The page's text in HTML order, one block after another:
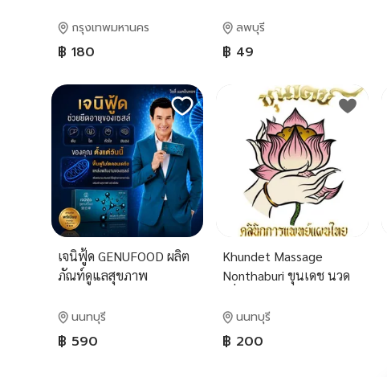
กรุงเทพมหานคร
฿ 180
ลพบุรี
฿ 49
เจนิฟู้ด GENUFOOD ผลิต
ภัณท์ดูแลสุขภาพ
นนทบุรี
฿ 590
Khundet Massage
Nonthaburi ขุนเดช นวด
นวดผ่อนคลาย นวดเฉพาะ
จุด คอ บ่า ไหล่ นวดแผน
ไทย จัดกระดูก ครบวงจร
นนทบุรี
฿ 200